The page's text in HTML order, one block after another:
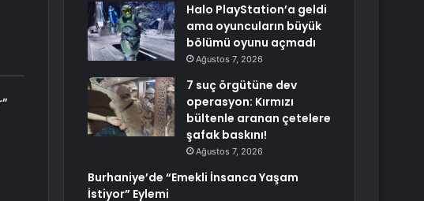
Halo PlayStation’a geldi
ama oyuncuların büyük
bölümü oyunu açmadı
Ağustos 7, 2026
7 suç örgütüne dev
operasyon: Kırmızı
bültenle aranan çetelere
şafak baskını!
Ağustos 7, 2026
Burhaniye’de “Emekli İnsanca Yaşam
İstiyor” Eylemi